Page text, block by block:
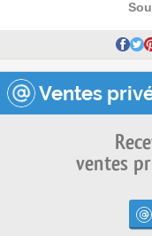
Ventes
ventes